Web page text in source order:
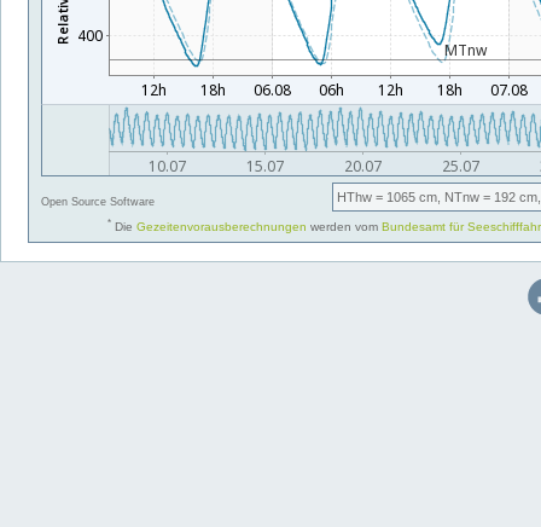
Open Source Software HThw = 1065 cm, NTnw = 192 cm,
* Die Gezeitenvorausberechnungen werden vom Bundesamt für